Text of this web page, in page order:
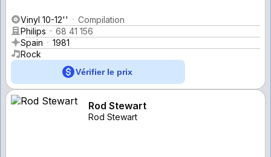
Vinyl 10-12''
Compilation
Philips
68 41 156
Spain
1981
Rock
Vérifier le prix
Rod Stewart
Rod Stewart